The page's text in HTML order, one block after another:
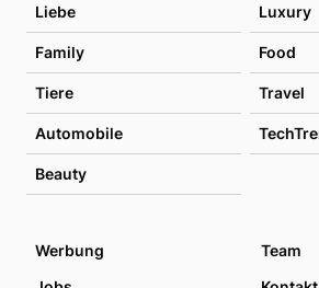
Liebe Luxury
Family Food
Tiere Travel
Automobile
Beauty
Werbung
Team